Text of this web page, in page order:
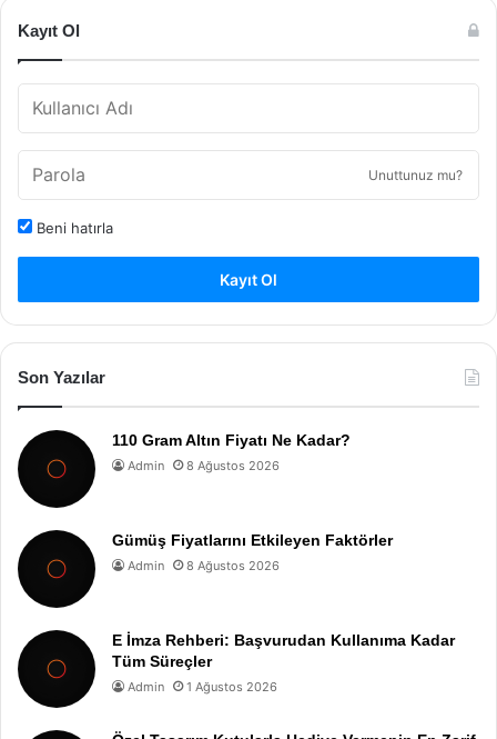
Kayıt Ol
Unuttunuz mu?
Beni hatırla
Kayıt Ol
Son Yazılar
110 Gram Altın Fiyatı Ne Kadar?
Admin 8 Ağustos 2026
Gümüş Fiyatlarını Etkileyen Faktörler
Admin 8 Ağustos 2026
E İmza Rehberi: Başvurudan Kullanıma Kadar
Tüm Süreçler
Admin 1 Ağustos 2026